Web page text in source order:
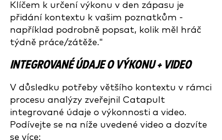
Klíčem k určení výkonu v den zápasu je
přidání kontextu k vašim poznatkům -
například podrobně popsat, kolik měl hráč
týdně práce/zátěže."
INTEGROVANÉ ÚDAJE O VÝKONU + VIDEO
V důsledku potřeby většího kontextu v rámci
procesu analýzy zveřejnil Catapult
integrované údaje o výkonnosti a video.
Podívejte se na níže uvedené video a dozvíte
se více: